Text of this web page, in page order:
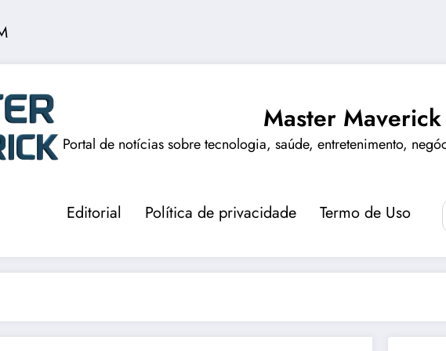
Master Maverick
Portal de notícias sobre tecnologia, saúde, entretenimento,
Editorial Política de privacidade Termo de Uso